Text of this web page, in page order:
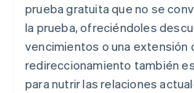
prueba gratuita que no se
la prueba, ofreciéndoles
vencimientos o una extensión
redireccionamiento también
para nutrir las relaciones